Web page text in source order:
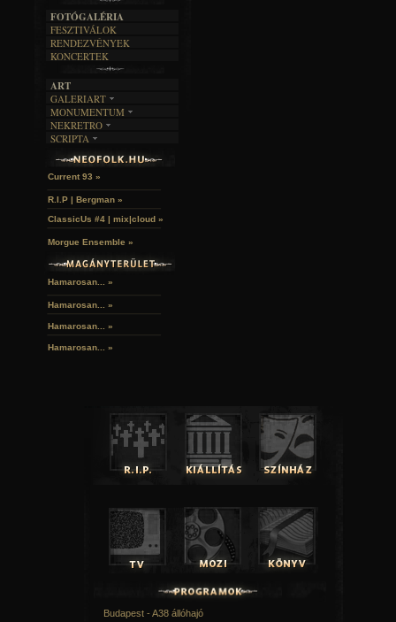
FOTÓGALÉRIA
FESZTIVÁLOK
RENDEZVÉNYEK
KONCERTEK
ART
GALERIART
ARTGALERI
KÉPREGÉNYEK
LAKÁSKULTS
MONUMENTUM
TEMETŐK
TEMPLOMOK
VÁRAK
HELYEK
NEKRETRO
SZUBKULT
FEKETE LYUK
RELIKVIÁK
SCRIPTA
NOVELLÁK
VERSEK
Current 93 »
R.I.P | Bergman »
ClassicUs #4 | mix|cloud »
Morgue Ensemble »
Hamarosan... »
Hamarosan... »
Hamarosan... »
Hamarosan... »
Budapest - A38 állóhajó